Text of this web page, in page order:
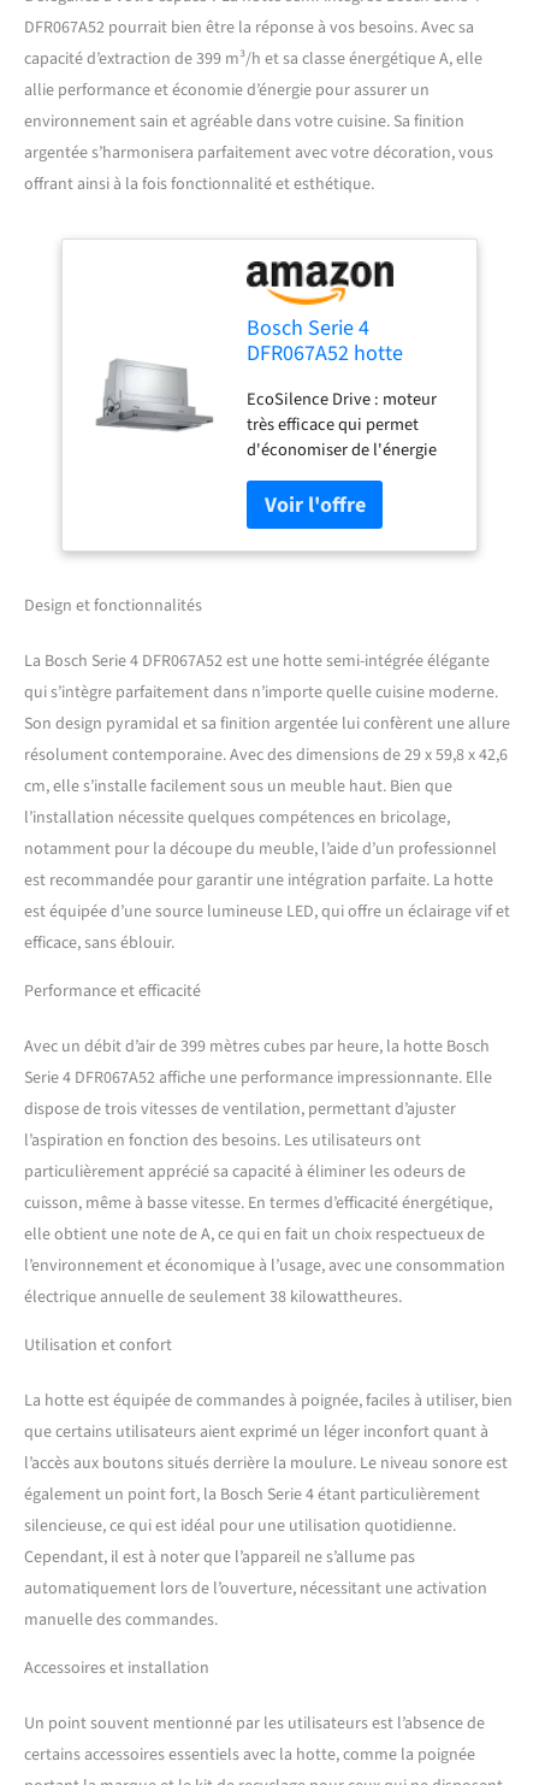
DFR067A52 pourrait bien être la réponse à vos besoins. Avec sa
capacité d’extraction de 399 m³/h et sa classe énergétique A, elle
allie performance et économie d’énergie pour assurer un
environnement sain et agréable dans votre cuisine. Sa finition
argentée s’harmonisera parfaitement avec votre décoration, vous
offrant ainsi à la fois fonctionnalité et esthétique.
Bosch Serie 4
DFR067A52 hotte
encastrée) Argent 399
m³/h A
EcoSilence Drive : moteur
très efficace qui permet
d'économiser de l'énergie
mais pas de puissance
Niveau intensif : élimine les
odeurs de cuisson
particulièrement
plaque de cuisson avec une
consommation d'énergie
extrêmement faible
Poignées : choisissez la
bonne couleur parmi
différentes poignées Bosch
hottes plates : à peine
visibles dans un meuble
haut, elles assurent un
design de cuisine clair
Produit fabriqué en
Design et fonctionnalités
La Bosch Serie 4 DFR067A52 est une hotte semi-intégrée élégante
qui s’intègre parfaitement dans n’importe quelle cuisine moderne.
Son design pyramidal et sa finition argentée lui confèrent une allure
résolument contemporaine. Avec des dimensions de 29 x 59,8 x 42,6
cm, elle s’installe facilement sous un meuble haut. Bien que
l’installation nécessite quelques compétences en bricolage,
notamment pour la découpe du meuble, l’aide d’un professionnel
est recommandée pour garantir une intégration parfaite. La hotte
est équipée d’une source lumineuse LED, qui offre un éclairage vif et
efficace, sans éblouir.
Performance et efficacité
Avec un débit d’air de 399 mètres cubes par heure, la hotte Bosch
Serie 4 DFR067A52 affiche une performance impressionnante. Elle
dispose de trois vitesses de ventilation, permettant d’ajuster
l’aspiration en fonction des besoins. Les utilisateurs ont
particulièrement apprécié sa capacité à éliminer les odeurs de
cuisson, même à basse vitesse. En termes d’efficacité énergétique,
elle obtient une note de A, ce qui en fait un choix respectueux de
l’environnement et économique à l’usage, avec une consommation
électrique annuelle de seulement 38 kilowattheures.
Utilisation et confort
La hotte est équipée de commandes à poignée, faciles à utiliser, bien
que certains utilisateurs aient exprimé un léger inconfort quant à
l’accès aux boutons situés derrière la moulure. Le niveau sonore est
également un point fort, la Bosch Serie 4 étant particulièrement
silencieuse, ce qui est idéal pour une utilisation quotidienne.
Cependant, il est à noter que l’appareil ne s’allume pas
automatiquement lors de l’ouverture, nécessitant une activation
manuelle des commandes.
Accessoires et installation
Un point souvent mentionné par les utilisateurs est l’absence de
certains accessoires essentiels avec la hotte, comme la poignée